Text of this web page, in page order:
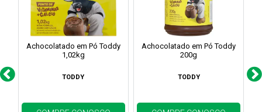
Achocolatado em Pó Toddy
1,02kg
TODDY
Achocolatado em Pó Toddy
200g
TODDY